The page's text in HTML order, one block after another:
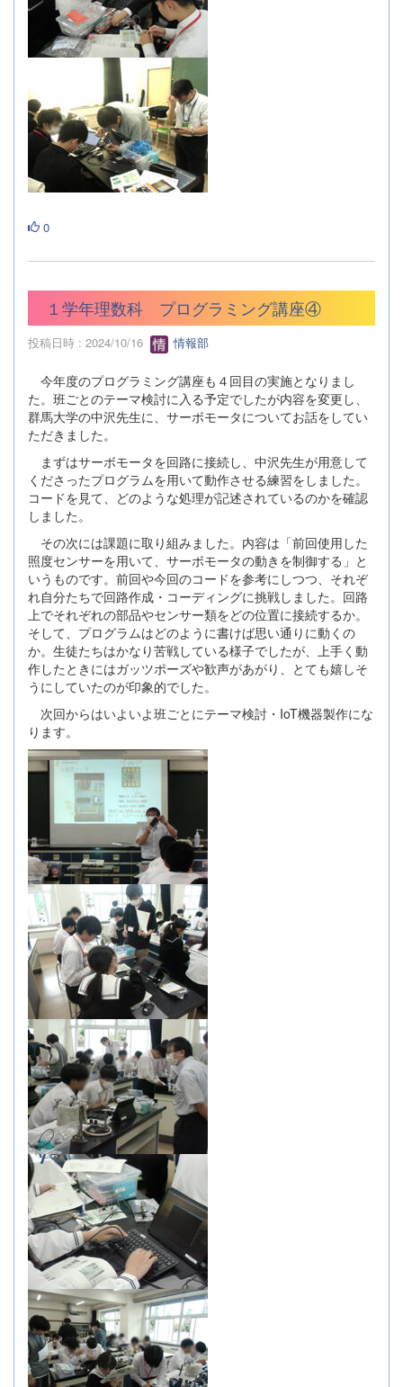
0
１学年理数科 プログラミング講座④
投稿日時 : 2024/10/16 情報部
今年度のプログラミング講座も４回目の実施となりまし
た。班ごとのテーマ検討に入る予定でしたが内容を変更し、
群馬大学の中沢先生に、サーボモータについてお話をしてい
ただきました。
まずはサーボモータを回路に接続し、中沢先生が用意して
くださったプログラムを用いて動作させる練習をしました。
コードを見て、どのような処理が記述されているのかを確認
しました。
その次には課題に取り組みました。内容は「前回使用した
照度センサーを用いて、サーボモータの動きを制御する」と
いうものです。前回や今回のコードを参考にしつつ、それぞ
れ自分たちで回路作成・コーディングに挑戦しました。回路
上でそれぞれの部品やセンサー類をどの位置に接続するか。
そして、プログラムはどのように書けば思い通りに動くの
か。生徒たちはかなり苦戦している様子でしたが、上手く動
作したときにはガッツポーズや歓声があがり、とても嬉しそ
うにしていたのが印象的でした。
次回からはいよいよ班ごとにテーマ検討・IoT機器製作にな
ります。